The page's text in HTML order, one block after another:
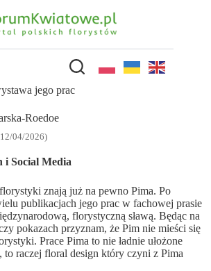
jego prac
Roedoe
04/2026)
i Social Media
znają już na pewno Pima. Po
publikacjach jego prac w fachowej prasie
florystyczną sławą. Będąc na
pokazach przyznam, że Pim nie mieści się
Prace Pima to nie ładnie ułożone
raczej floral design który czyni z Pima